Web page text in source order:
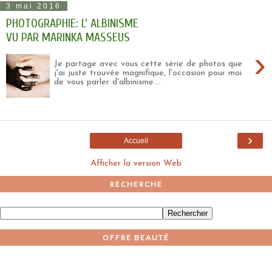
3 mai 2016
PHOTOGRAPHIE: L' ALBINISME
VU PAR MARINKA MASSEUS
›
Je partage avec vous cette série de photos que
j'ai juste trouvée magnifique, l'occasion pour moi
de vous parler d'albinisme....
›
Accueil
Afficher la version Web
RECHERCHE
OFFRE BEAUTÉ